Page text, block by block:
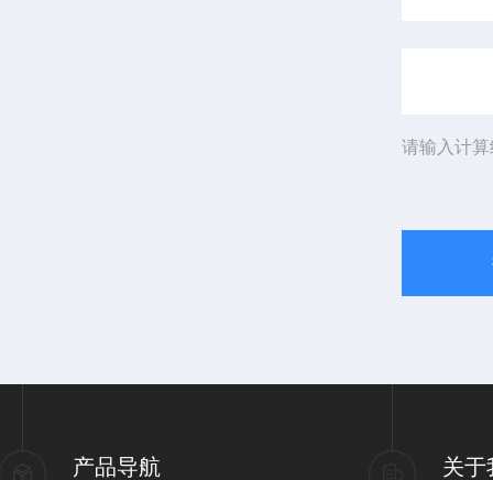
请输入计
产品导航 关于